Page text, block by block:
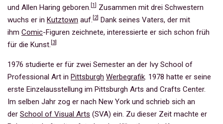
und Allen Haring geboren. 1
Zusammen mit drei Schwestern
wuchs er in Kutztown auf. 2] Dank seines Vaters, der mit
ihm Comic-Figuren zeichnete, interessierte er sich schon früh
für die Kunst. 3
1976 studierte er für zwei Semester an der Ivy School of
Professional Art in Pittsburgh Werbegrafik. 1978 hatte er seine
erste Einzelausstellung im Pittsburgh Arts and Crafts Center.
Im selben Jahr zog er nach New York und schrieb sich an
der School of Visual Arts (SVA) ein. Zu dieser Zeit machte er